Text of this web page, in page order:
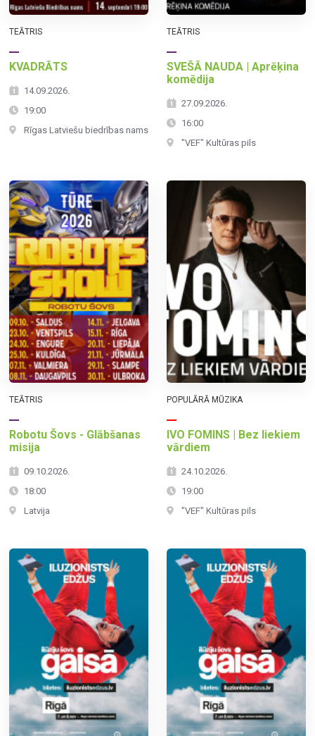
TEĀTRIS
KVADRĀTS
14.09.2026.
19:00
Rīgas Latviešu biedrības nams
TEĀTRIS
SVEŠĀ NAUDA | Aprēķina
komēdija
27.09.2026.
16:00
"VEF" Kultūras pils
TEĀTRIS
Robotu Šovs - Glābšanas
misija
09.10.2026.
18:00
Latvija
POPULĀRĀ MŪZIKA
IVO FOMINS | Bez liekiem
vārdiem
24.10.2026.
19:00
"VEF" Kultūras pils